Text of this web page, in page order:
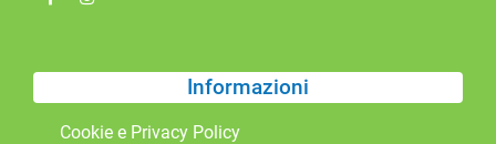
Informazioni
Cookie e Privacy Policy